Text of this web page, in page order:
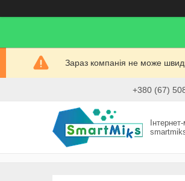
Зараз компанія не може
+380 (67)